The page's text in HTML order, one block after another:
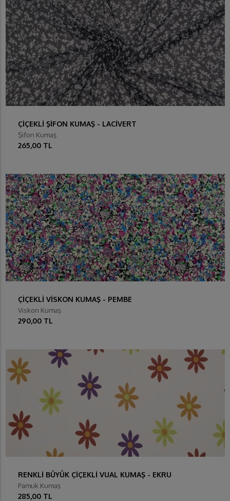
ÇİÇEKLİ ŞİFON KUMAŞ - LACİVERT
Şifon Kumaş
265,00 TL
ÇİÇEKLİ VİSKON KUMAŞ - PEMBE
Viskon Kumaş
290,00 TL
RENKLİ BÜYÜK ÇİÇEKLİ VUAL KUMAŞ - EKRU
Pamuk Kumaş
285,00 TL